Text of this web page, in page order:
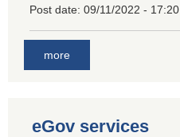
Post date: 09/11/2022 - 17:20
more
eGov services